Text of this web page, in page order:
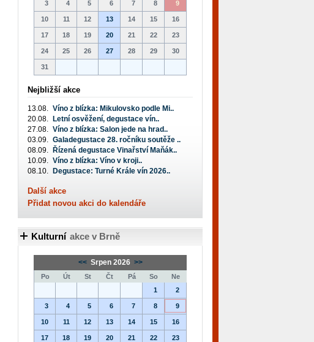
3 4 5 6 7 8 9
10 11 12 13 14 15 16
17 18 19 20 21 22 23
24 25 26 27 28 29 30
31
Nejbližší akce
13.08. Víno z blízka: Mikulovsko podle Mi..
20.08.
Letní osvěžení, degustace vín..
27.08. Víno z blízka: Salon jede na hrad..
03.09. Galadegustace 28. ročníku soutěže ..
08.09.
Řízená degustace Vinařství Maňák..
10.09. Víno z blízka: Víno v kroji..
08.10.
Degustace: Turné Krále vín 2026..
Další akce
Přidat novou akci do kalendáře
Kulturní akce v Brně
<< Srpen 2026 >>
Po Út St Čt Pá So
Ne
1
2
3 4 5 6 7 8 9
10 11 12 13 14 15 16
17 18 19 20 21 22 23